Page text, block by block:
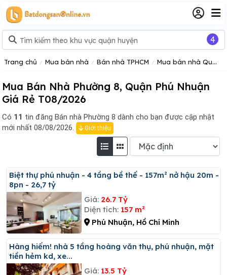
Trang chủ Mua bán nhà Bán nhà TPHCM Mua bán nhà Quận Phú Nhuận
Mua Bán Nhà Phường 8, Quận Phú Nhuận
Giá Rẻ T08/2026
Có 11 tin đăng Bán nhà Phường 8 dành cho bạn được cập nhật
mới nhất 08/08/2026.
Giới thiệu
Biệt thự phú nhuận - 4 tầng bề thế - 157m² nở hậu 20m -
8pn - 26,7 tỷ
Giá: 26.7 Tỷ
Diện tích: 157 m²
Phú Nhuận, Hồ Chí Minh
Hàng hiếm! nhà 5 tầng hoàng văn thụ, phú nhuận, mặt
tiền hẻm kd, xe...
Giá: 13.5 Tỷ
4